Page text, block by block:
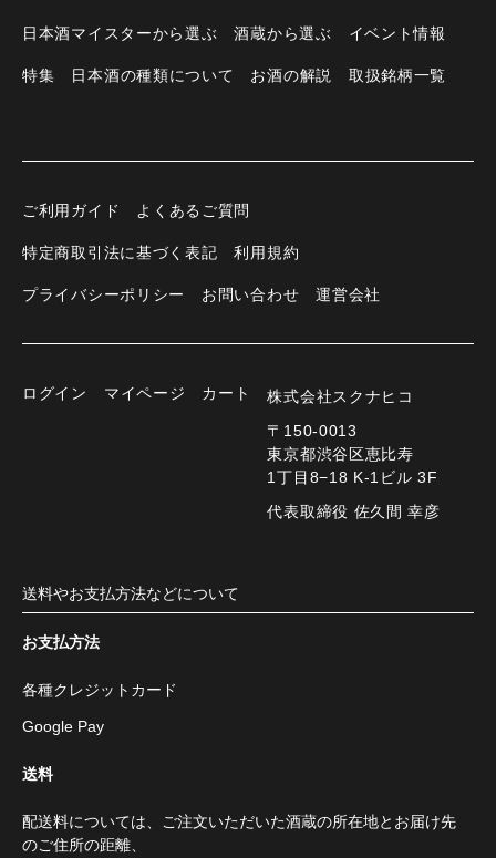
日本酒マイスターから選ぶ 酒蔵から選ぶ イベント情報
特集 日本酒の種類について お酒の解説 取扱銘柄一覧
ご利用ガイド よくあるご質問
特定商取引法に基づく表記 利用規約
プライバシーポリシー お問い合わせ 運営会社
ログイン マイページ カート
株式会社スクナヒコ
〒150-0013
東京都渋谷区恵比寿
1丁目8−18 K-1ビル 3F
代表取締役 佐久間 幸彦
送料やお支払方法などについて
お支払方法
各種クレジットカード
Google Pay
送料
配送料については、ご注文いただいた酒蔵の所在地とお届け先
のご住所の距離、